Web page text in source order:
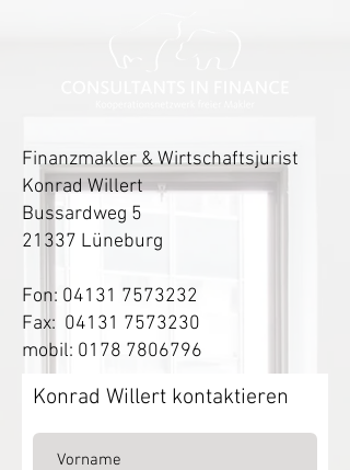
Finanzmakler & Wirtschaftsjurist
Konrad Willert
Bussardweg 5
21337 Lüneburg
Fon: 04131 7573232
Fax: 04131 7573230
mobil: 0178 7806796
Konrad Willert kontaktieren